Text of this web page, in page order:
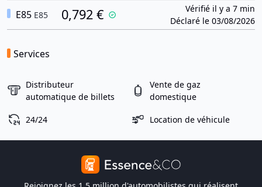
E85 E85 0,792 €
Vérifié il y a 7 min
Déclaré le 03/08/2026
Services
Distributeur
automatique de billets
Vente de gaz
domestique
24/24 Location de véhicule